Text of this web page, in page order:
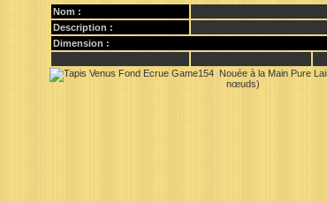
Nom :
Description :
Dimension :